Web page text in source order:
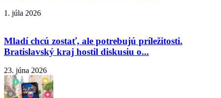
1. júla 2026
Mladí chcú zostať, ale potrebujú príležitosti.
Bratislavský kraj hostil diskusiu o...
23. júna 2026